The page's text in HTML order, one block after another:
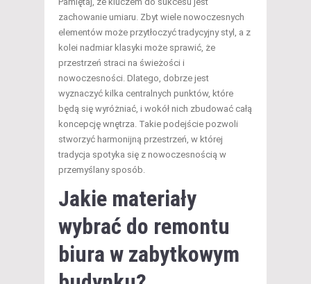
zachowanie umiaru. Zbyt wiele nowoczesnych
elementów może przytłoczyć tradycyjny styl, a z
kolei nadmiar klasyki może sprawić, że
przestrzeń straci na świeżości i
nowoczesności. Dlatego, dobrze jest
wyznaczyć kilka centralnych punktów, które
będą się wyróżniać, i wokół nich zbudować całą
koncepcję wnętrza. Takie podejście pozwoli
stworzyć harmonijną przestrzeń, w której
tradycja spotyka się z nowoczesnością w
przemyślany sposób.
Jakie materiały
wybrać do remontu
biura w zabytkowym